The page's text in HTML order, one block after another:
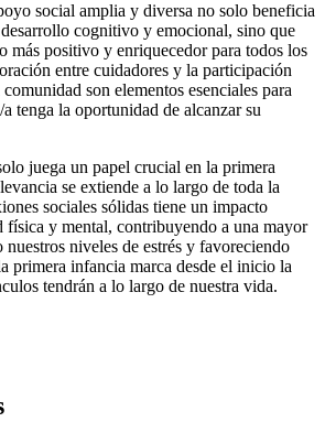
social amplia y diversa no solo beneficia
cognitivo y emocional, sino que
más positivo y enriquecedor para todos los
entre cuidadores y la participación
son elementos esenciales para
tenga la oportunidad de alcanzar su
juega un papel crucial en la primera
se extiende a lo largo de toda la
sociales sólidas tiene un impacto
física y mental, contribuyendo a una mayor
niveles de estrés y favoreciendo
primera infancia marca desde el inicio la
tendrán a lo largo de nuestra vida.